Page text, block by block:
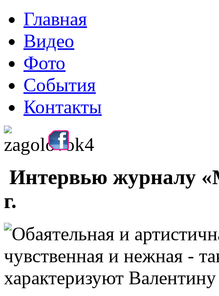
Главная
Видео
Фото
События
Контакты
Интервью журналу
г.
Обаятельная и
чувственная и нежная -
характеризуют